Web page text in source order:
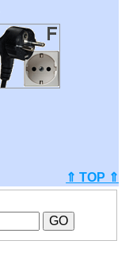
⇑ TOP ⇑